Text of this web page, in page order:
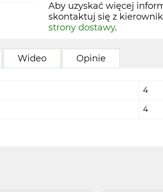
Aby uzyskać więcej
skontaktuj się z
strony dostawy.
Wideo Opinie
4
4